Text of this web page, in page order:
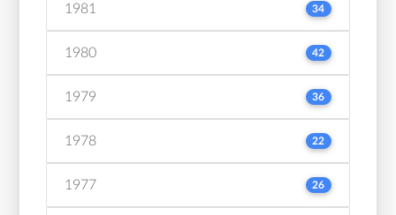
1981 34
1980 42
1979 36
1978 22
1977 26